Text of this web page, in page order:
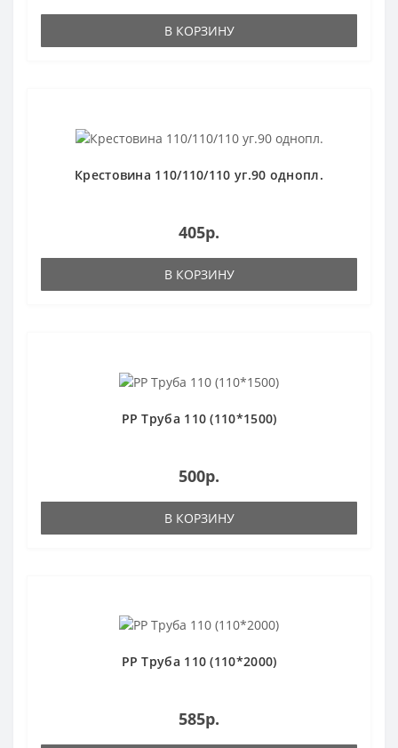
В КОРЗИНУ
Крестовина 110/110/110 уг.90 однопл.
405р.
В КОРЗИНУ
РР Труба 110 (110*1500)
500р.
В КОРЗИНУ
РР Труба 110 (110*2000)
585р.